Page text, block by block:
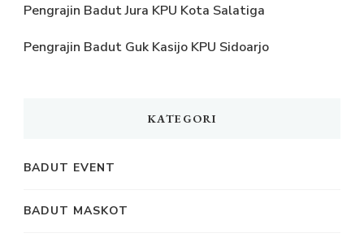
Pengrajin Badut Jura KPU Kota Salatiga
Pengrajin Badut Guk Kasijo KPU Sidoarjo
KATEGORI
BADUT EVENT
BADUT MASKOT